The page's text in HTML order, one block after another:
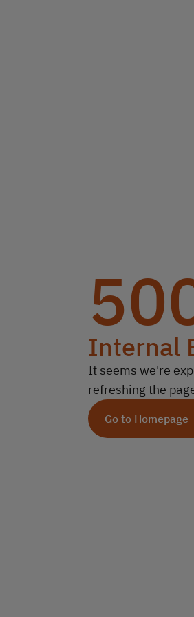
Internal
It seems we're
refreshing the
Go to Homepage